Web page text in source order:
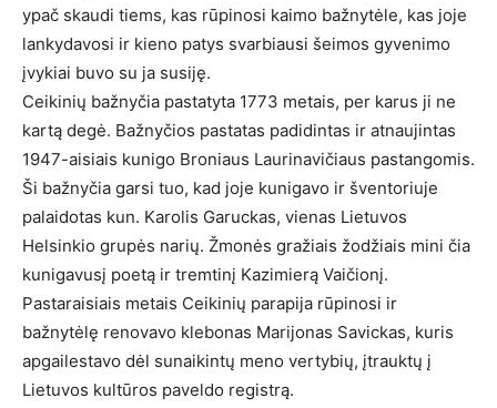
ypač skaudi tiems, kas rūpinosi kaimo bažnytėle, kas joje
lankydavosi ir kieno patys svarbiausi šeimos gyvenimo
įvykiai buvo su ja susiję.
Ceikinių bažnyčia pastatyta 1773 metais, per karus ji ne
kartą degė. Bažnyčios pastatas padidintas ir atnaujintas
1947-aisiais kunigo Broniaus Laurinavičiaus pastangomis.
Ši bažnyčia garsi tuo, kad joje kunigavo ir šventoriuje
palaidotas kun. Karolis Garuckas, vienas Lietuvos
Helsinkio grupės narių. Žmonės gražiais žodžiais mini čia
kunigavusį poetą ir tremtinį Kazimierą Vaičionį.
Pastaraisiais metais Ceikinių parapija rūpinosi ir
bažnytėlę renovavo klebonas Marijonas Savickas, kuris
apgailestavo dėl sunaikintų meno vertybių, įtrauktų į
Lietuvos kultūros paveldo registrą.